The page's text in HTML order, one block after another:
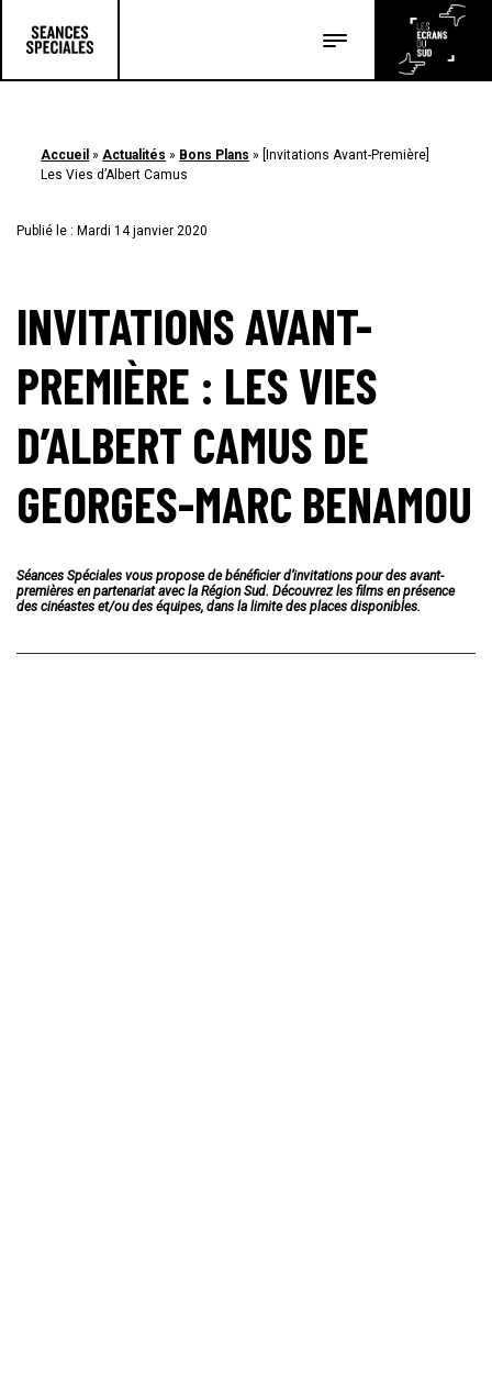
Accueil »Actualités » Bons Plans »
[Invitations Avant-Première]
Les Vies d’Albert Camus
Publié le : Mardi 14 janvier 2020
INVITATIONS AVANT-
PREMIÈRE : LES VIES
D’ALBERT CAMUS DE
GEORGES-MARC BENAMOU
Séances Spéciales vous propose de bénéficier d’invitations pour des avant-
premières en partenariat avec la Région Sud. Découvrez les films en présence
des cinéastes et/ou des équipes, dans la limite des places disponibles.